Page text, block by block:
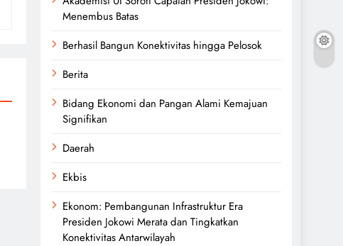
Menembus Batas
Berhasil Bangun Konektivitas hingga Pelosok
Berita
Bidang Ekonomi dan Pangan Alami Kemajuan
Signifikan
Daerah
Ekbis
Ekonom: Pembangunan Infrastruktur Era
Presiden Jokowi Merata dan Tingkatkan
Konektivitas Antarwilayah